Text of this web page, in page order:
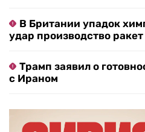
В Британии упадок
удар производство
Трамп заявил о
с Ираном